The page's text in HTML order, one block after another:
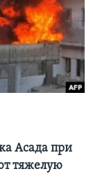
Асада при
тяжелую